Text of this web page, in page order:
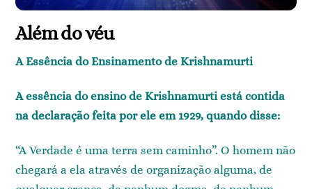
Além do véu
A Essência do Ensinamento de Krishnamurti
A essência do ensino de Krishnamurti está contida
na declaração feita por ele em 1929, quando disse:
“A Verdade é uma terra sem caminho”. O homem não
chegará a ela através de organização alguma, de